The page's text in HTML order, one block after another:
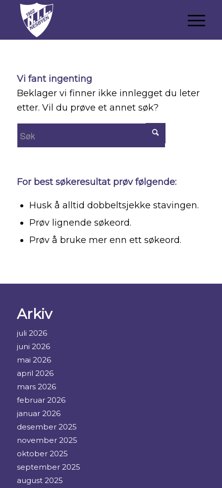
Vi fant ingenting
Beklager vi finner ikke innlegget du leter
etter. Vil du prøve et annet søk?
For best søkeresultat prøv følgende:
Husk å alltid dobbeltsjekke stavingen.
Prøv lignende søkeord.
Prøv å bruke mer enn ett søkeord.
Arkiv
juli 2026
juni 2026
mai 2026
april 2026
mars 2026
februar 2026
januar 2026
desember 2025
november 2025
oktober 2025
september 2025
august 2025